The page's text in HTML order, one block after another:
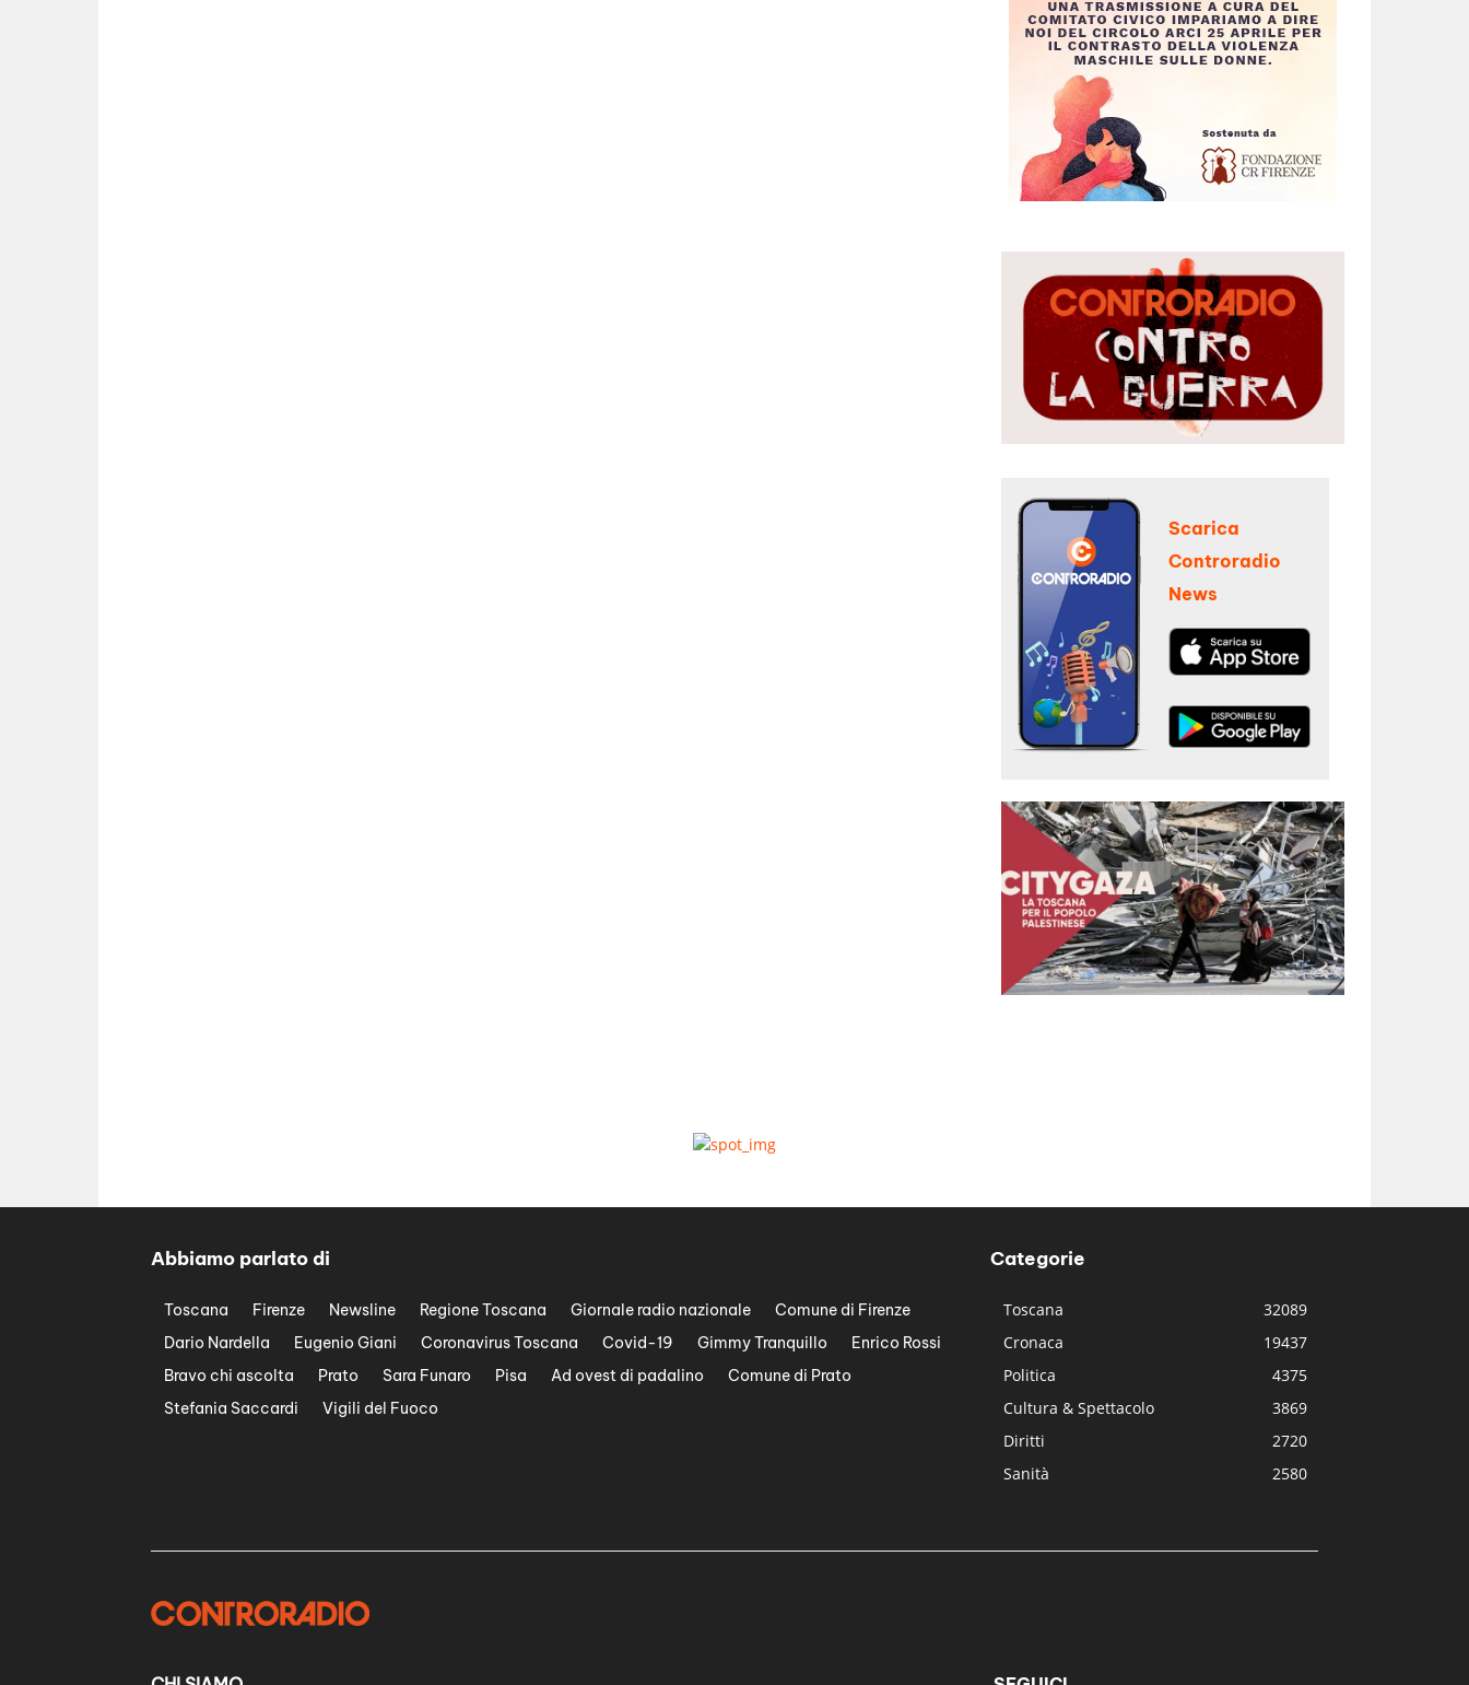
Scarica
Controradio
News
Abbiamo parlato di
Toscana Firenze Newsline Regione Toscana Giornale radio nazionale
Comune di Firenze
Dario Nardella
Eugenio Giani Coronavirus Toscana Covid-19 Gimmy Tranquillo
Enrico Rossi
Bravo chi ascolta
Prato Sara Funaro Pisa Ad ovest di padalino
Comune di Prato
Stefania Saccardi
Vigili del Fuoco
Categorie
Toscana
32089
Cronaca
19437
Politica
4375
Cultura & Spettacolo
3869
Diritti
2720
Sanità
2580